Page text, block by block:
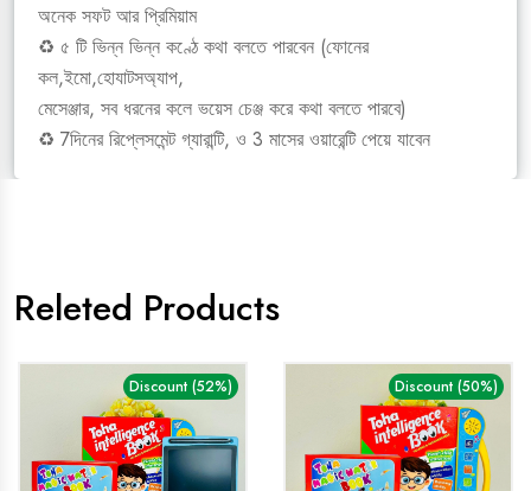
অনেক সফট আর প্রিমিয়াম
♻️ ৫ টি ভিন্ন ভিন্ন কণ্ঠে কথা বলতে পারবেন (ফোনের
কল,ইমো,হোযাটসঅ্যাপ,
মেসেঞ্জার, সব ধরনের কলে ভয়েস চেঞ্জ করে কথা বলতে পারবে)
♻️ 7দিনের রিপ্লেসমেন্ট গ্যারান্টি, ও 3 মাসের ওয়ারেন্টি পেয়ে যাবেন
Releted Products
Discount (52%) Discount (50%)